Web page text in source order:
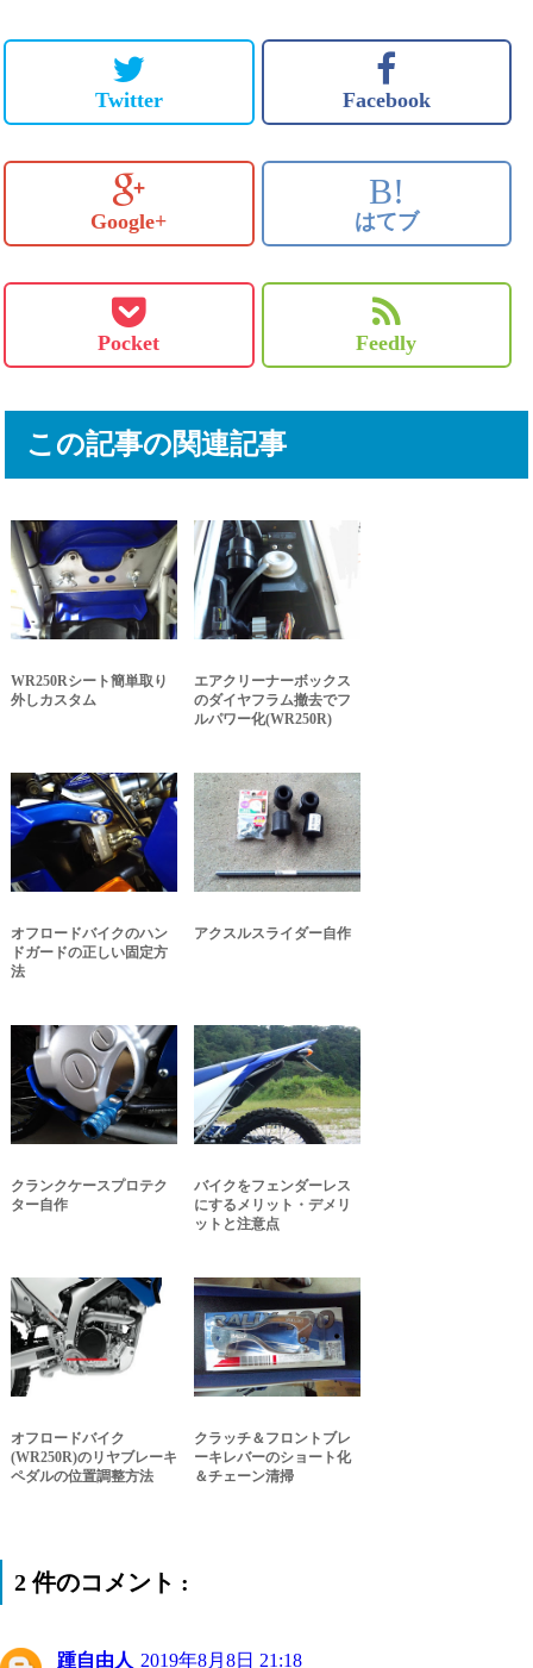
Twitter Facebook
Google+
B!
はてブ
Pocket Feedly
この記事の関連記事
WR250Rシート簡単取り
外しカスタム
エアクリーナーボックス
のダイヤフラム撤去でフ
ルパワー化(WR250R)
オフロードバイクのハン
ドガードの正しい固定方
法
アクスルスライダー自作
クランクケースプロテク
ター自作
バイクをフェンダーレス
にするメリット・デメリ
ットと注意点
オフロードバイク
(WR250R)のリヤブレーキ
ペダルの位置調整方法
クラッチ＆フロントブレ
ーキレバーのショート化
＆チェーン清掃
2 件のコメント :
踵自由人 2019年8月8日 21:18